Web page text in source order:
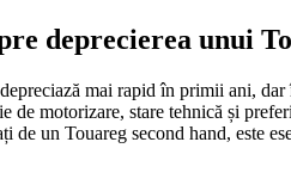
deprecierea unui
mai rapid în primii ani,
motorizare, stare tehnică și
de un Touareg second hand,